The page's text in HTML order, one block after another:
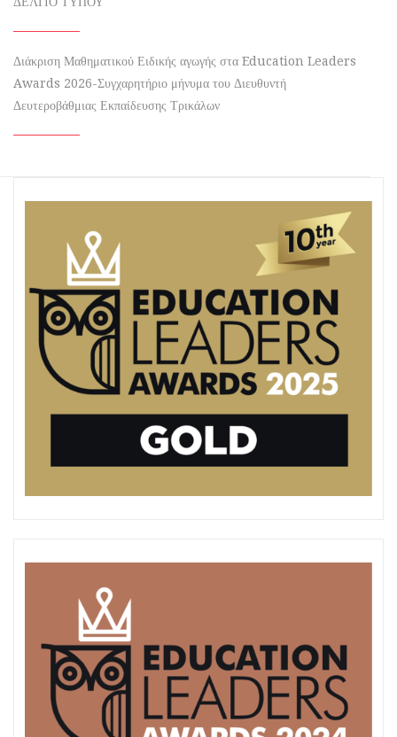
Διάκριση Μαθηματικού Ειδικής αγωγής στα Education Leaders
Awards 2026-Συγχαρητήριο μήνυμα του Διευθυντή
Δευτεροβάθμιας Εκπαίδευσης Τρικάλων